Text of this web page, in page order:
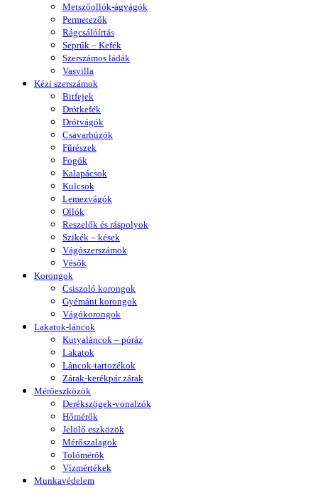
Metszőollók-ágvágók
Permetezők
Rágcsálóírtás
Seprűk – Kefék
Szerszámos ládák
Vasvilla
Kézi szerszámok
Bitfejek
Drótkefék
Drótvágók
Csavarhúzók
Fűrészek
Fogók
Kalapácsok
Kulcsok
Lemezvágók
Ollók
Reszelők és ráspolyok
Szikék – kések
Vágószerszámok
Vésők
Korongok
Csiszoló korongok
Gyémánt korongok
Vágókorongok
Lakatok-láncok
Kutyaláncok – póráz
Lakatok
Láncok-tartozékok
Zárak-kerékpár zárak
Mérőeszközök
Derékszögek-vonalzók
Hőmérők
Jelölő eszközök
Mérőszalagok
Tolómérők
Vízmértékek
Munkavédelem